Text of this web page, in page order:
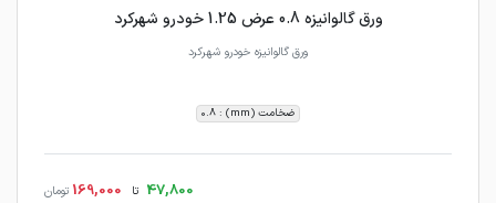
ورق گالوانیزه 0.8 عرض 1.25 خودرو شهرکرد
ورق گالوانیزه خودرو شهرکرد
ضخامت (mm) : 0.8
47,800 تا 169,000 تومان